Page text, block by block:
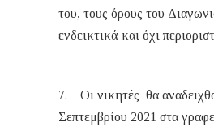
του, τους όρους του
ενδεικτικά και όχι
7. Οι νικητές θα
Σεπτεμβρίου 2021 στα